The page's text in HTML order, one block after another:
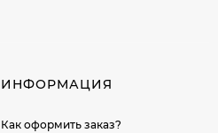
ИНФОРМАЦИЯ
Как оформить заказ?